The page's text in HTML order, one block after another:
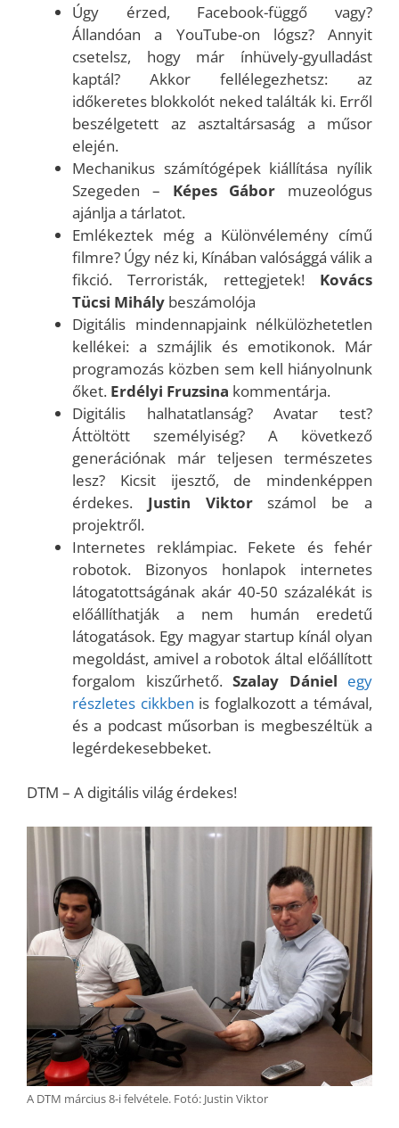
Úgy érzed, Facebook-függő vagy?
Állandóan a YouTube-on lógsz? Annyit
csetelsz, hogy már ínhüvely-gyulladást
kaptál? Akkor fellélegezhetsz: az
időkeretes blokkolót neked találták ki. Erről
beszélgetett az asztaltársaság a műsor
elején.
Mechanikus számítógépek kiállítása nyílik
Szegeden – Képes Gábor muzeológus
ajánlja a tárlatot.
Emlékeztek még a Különvélemény című
filmre? Úgy néz ki, Kínában valósággá válik a
fikció. Terroristák, rettegjetek! Kovács
Tücsi Mihály beszámolója
Digitális mindennapjaink nélkülözhetetlen
kellékei: a szmájlik és emotikonok. Már
programozás közben sem kell hiányolnunk
őket. Erdélyi Fruzsina kommentárja.
Digitális halhatatlanság? Avatar test?
Áttöltött személyiség? A következő
generációnak már teljesen természetes
lesz? Kicsit ijesztő, de mindenképpen
érdekes. Justin Viktorszámol be a
projektről.
Internetes reklámpiac. Fekete és fehér
robotok. Bizonyos honlapok internetes
látogatottságának akár 40-50 százalékát is
előállíthatják a nem humán eredetű
látogatások. Egy magyar startup kínál olyan
megoldást, amivel a robotok által előállított
forgalom kiszűrhető. Szalay Dániel egy
részletes cikkben is foglalkozott a témával,
és a podcast műsorban is megbeszéltük a
legérdekesebbeket.
DTM – A digitális világ érdekes!
A DTM március 8-i felvétele. Fotó: Justin Viktor